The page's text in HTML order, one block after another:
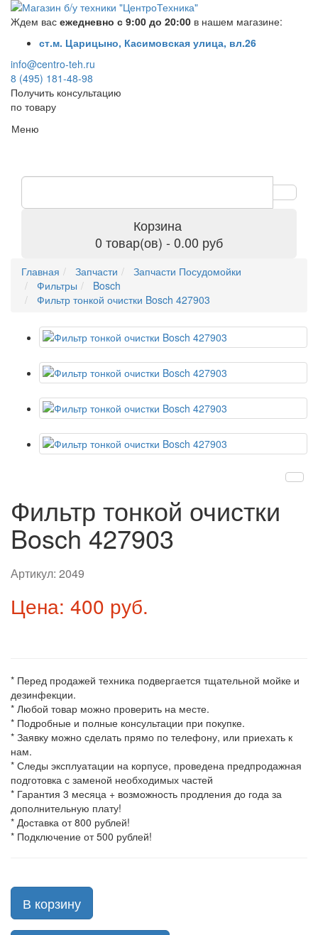
Ждем вас ежедневно с 9:00 до 20:00 в нашем магазине:
ст.м. Царицыно, Касимовская улица, вл.26
info@centro-teh.ru
8 (495) 181-48-98
Получить консультацию
по товару
Меню
Корзина
0 товар(ов) - 0.00 руб
Главная Запчасти
Запчасти Посудомойки
Фильтры
Bosch
Фильтр тонкой очистки Bosch 427903
Фильтр тонкой очистки
Bosch 427903
Артикул: 2049
Цена: 400 руб.
* Перед продажей техника подвергается тщательной мойке и
дезинфекции.
* Любой товар можно проверить на месте.
* Подробные и полные консультации при покупке.
* Заявку можно сделать прямо по телефону, или приехать к
нам.
* Следы эксплуатации на корпусе, проведена предпродажная
подготовка с заменой необходимых частей
* Гарантия 3 месяца + возможность продления до года за
дополнительную плату!
* Доставка от 800 рублей!
* Подключение от 500 рублей!
В корзину